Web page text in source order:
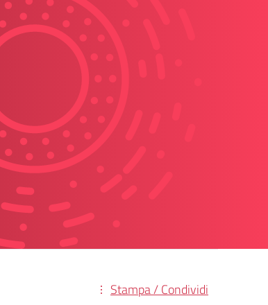
Stampa / Condividi